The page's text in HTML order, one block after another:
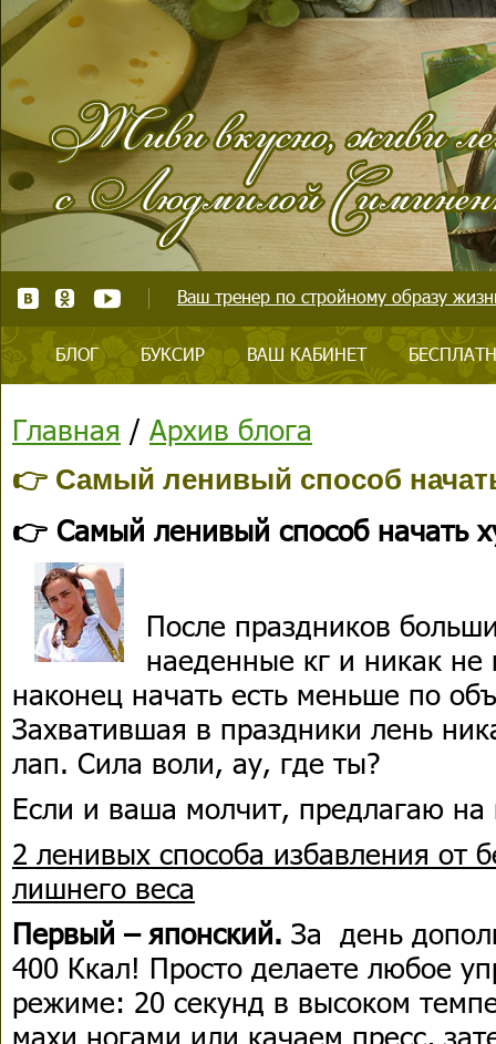
Ваш тренер по стройному образу
БЛОГ БУКСИР ВАШ КАБИНЕТ
Главная / Архив блога
👉 Самый ленивый способ
👉 Самый ленивый способ начать
После праздников
наеденные кг и никак не
наконец начать есть меньше по
Захватившая в праздники лень
лап. Сила воли, ау, где ты?
Если и ваша молчит, предлагаю на
2 ленивых способа избавления от
лишнего веса
Первый – японский. За день
400 Ккал! Просто делаете любое
режиме: 20 секунд в высоком
махи ногами или качаем пресс,